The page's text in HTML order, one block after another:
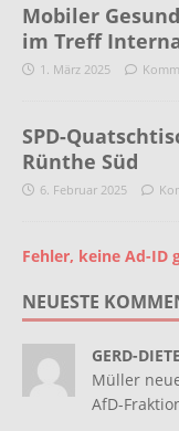
Mobiler
im Treff
1. März 2025
SPD-
Rünthe Süd
6. Februar 2025
Fehler, keine Ad-ID
NEUESTE
GERD-
Müller
AfD-